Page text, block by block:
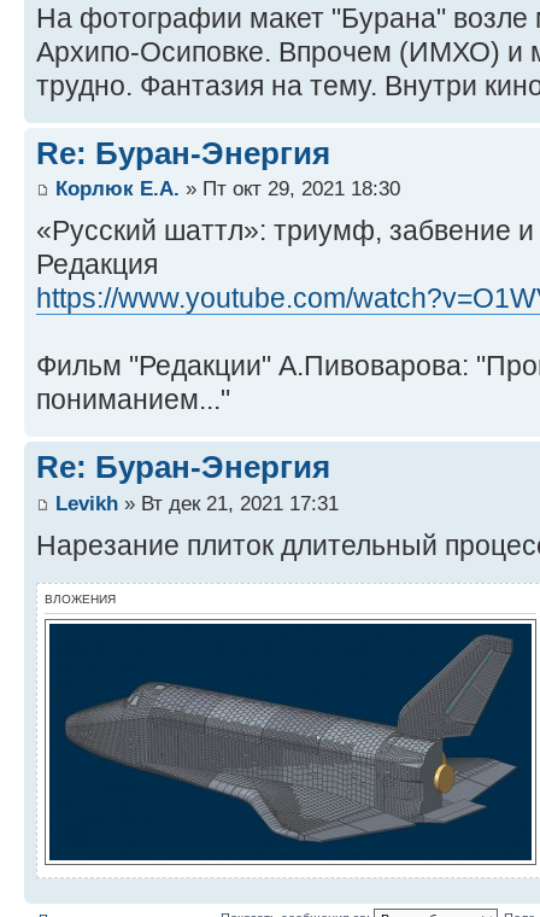
На фотографии макет "Бурана" возле
Архипо-Осиповке. Впрочем (ИМХО) и
трудно. Фантазия на тему. Внутри
Re: Буран-Энергия
Корлюк Е.А. » Пт окт 29, 2021 18:30
«Русский шаттл»: триумф, забвение и
Редакция
https://www.youtube.com/
Фильм "Редакции" А.Пивоварова:
пониманием..."
Re: Буран-Энергия
Levikh » Вт дек 21, 2021 17:31
Нарезание плиток длительный
ВЛОЖЕНИЯ